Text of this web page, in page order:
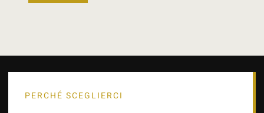
PERCHÉ SCEGLIERCI